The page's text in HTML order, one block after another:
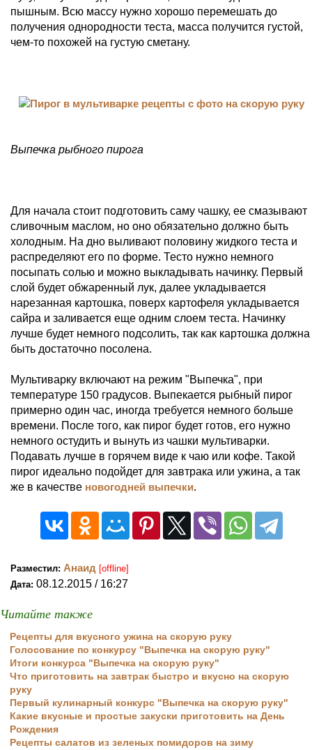
пышным. Всю массу нужно хорошо перемешать до
получения однородности теста, масса получится густой,
чем-то похожей на густую сметану.
Выпечка рыбного пирога
Для начала стоит подготовить саму чашку, ее смазывают
сливочным маслом, но оно обязательно должно быть
холодным. На дно выливают половину жидкого теста и
распределяют его по форме. Тесто нужно немного
посыпать солью и можно выкладывать начинку. Первый
слой будет обжаренный лук, далее укладывается
нарезанная картошка, поверх картофеля укладывается
сайра и заливается еще одним слоем теста. Начинку
лучше будет немного подсолить, так как картошка должна
быть достаточно посолена.
Мультиварку включают на режим "Выпечка", при
температуре 150 градусов. Выпекается рыбный пирог
примерно один час, иногда требуется немного больше
времени. После того, как пирог будет готов, его нужно
немного остудить и вынуть из чашки мультиварки.
Подавать лучше в горячем виде к чаю или кофе. Такой
пирог идеально подойдет для завтрака или ужина, а так
же в качестве новогодней выпечки.
Разместил: Анаид [offline]
Дата: 08.12.2015 / 16:27
Читайте также
Рецепты для вкусного ужина на скорую руку
Голосование по конкурсу "Выпечка на скорую руку"
Итоги конкурса "Выпечка на скорую руку"
Что приготовить на завтрак быстро и вкусно на скорую
руку
Первый кулинарный конкурс "Выпечка на скорую руку"
Какие вкусные и простые закуски приготовить на День
Рождения
Рецепты салатов из зеленых помидоров на зиму